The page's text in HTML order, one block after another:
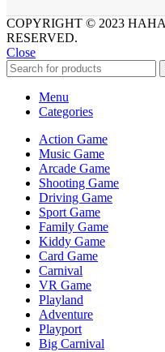
COPYRIGHT © 2023
RESERVED.
Close
Menu
Categories
Action Game
Music Game
Arcade Game
Shooting Game
Driving Game
Sport Game
Family Game
Kiddy Game
Card Game
Carnival
VR Game
Playland
Adventure
Playport
Big Carnival